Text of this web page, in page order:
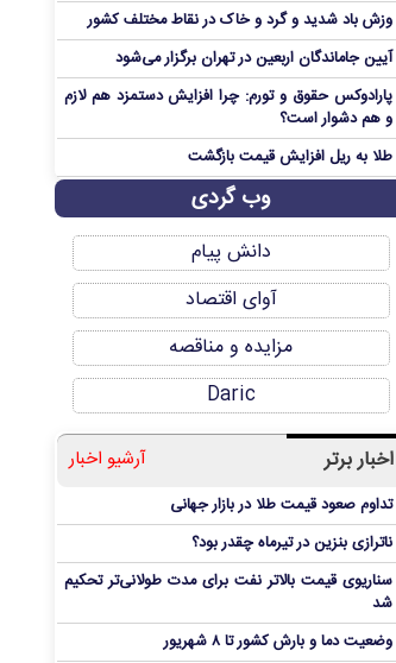
وزش باد شدید و گرد و خاک در نقاط مختلف کشور
آیین جاماندگان اربعین در تهران برگزار می‌شود
پارادوکس حقوق و تورم: چرا افزایش دستمزد هم لازم
و هم دشوار است؟
طلا به ریل افزایش قیمت بازگشت
وب گردی
دانش پیام
آوای اقتصاد
مزایده و مناقصه
Daric
اخبار برتر آرشیو اخبار
تداوم صعود قیمت طلا در بازار جهانی
ناترازی بنزین در تیرماه چقدر بود؟
سناریوی قیمت بالاتر نفت برای مدت طولانی‌تر تحکیم
شد
وضعیت دما و بارش کشور تا ۸ شهریور